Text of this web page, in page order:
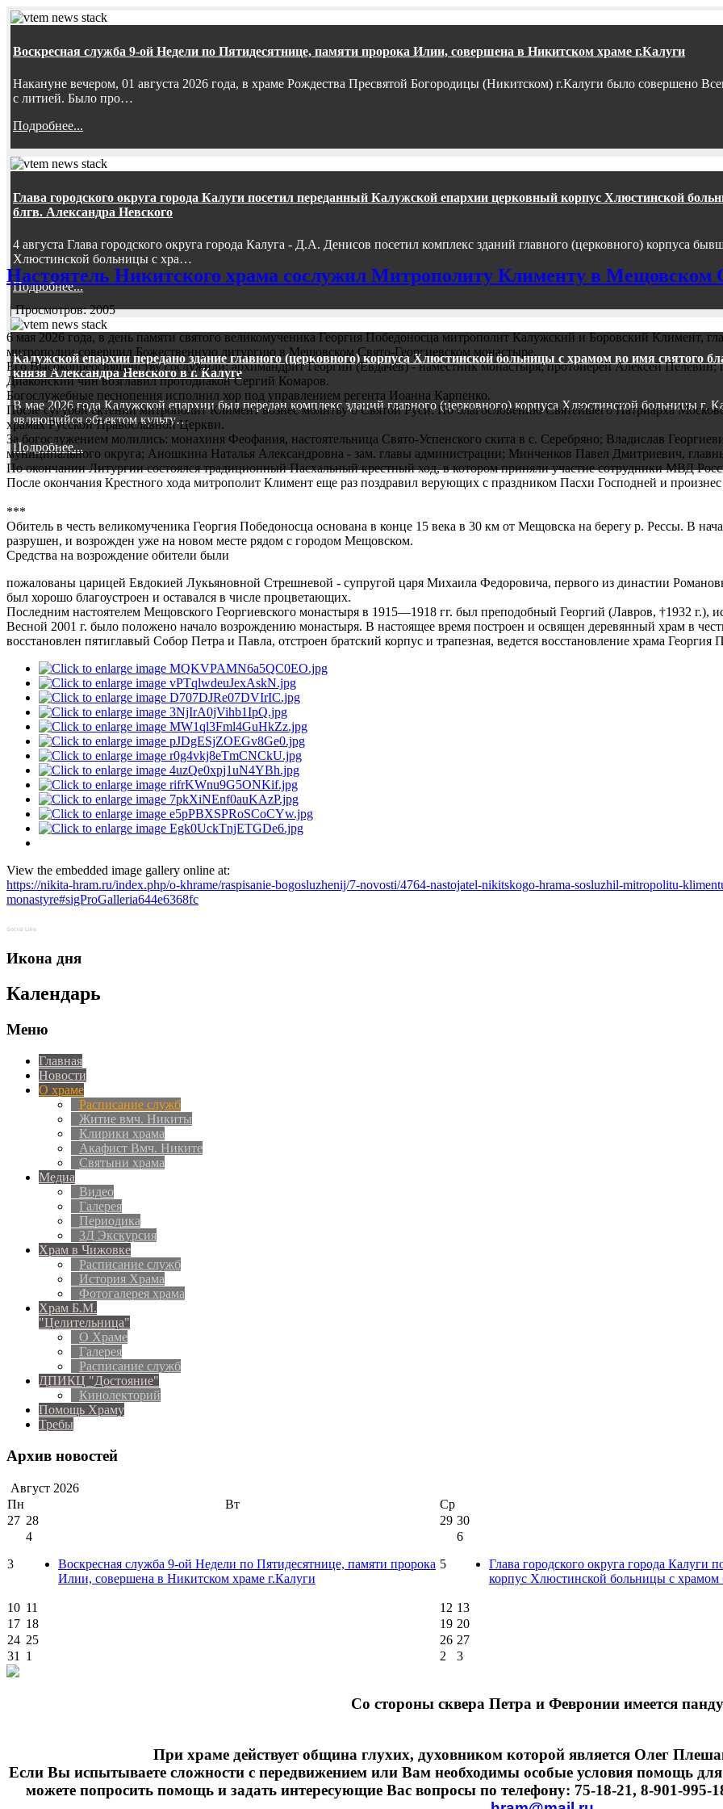
Воскресная служба 9-ой Недели по Пятидесятнице, памяти пророка Илии, совершена в Никитском храме г.Калуги
Накануне вечером, 01 августа 2026 года, в храме Рождества Пресвятой Богородицы (Никитском) г.Калуги было совершено
с литией. Было про…
Подробнее...
Глава городского округа города Калуги посетил переданный Калужской епархии церковный корпус Хлюстинской
блгв. Александра Невского
4 августа Глава городского округа города Калуга - Д.А. Денисов посетил комплекс зданий главного (церковного) корпуса
Хлюстинской больницы с хра…
Подробнее...
Калужской епархии передано здание главного (церковного) корпуса Хлюстинской больницы с храмом во имя святого
князя Александра Невского в г. Калуге
В мае 2026 года Калужской епархии был передан комплекс зданий главного (церковного) корпуса Хлюстинской больницы г.
являющийся объектом культу…
Подробнее...
Настоятель Никитского храма сослужил Митрополиту Клименту в Мещовском
| Просмотров: 2005
6 мая 2026 года, в день памяти святого великомученика Георгия Победоносца митрополит Калужский и Боровский Климент,
митрополии совершил Божественную литургию в Мещовском Свято-Георгиевском монастыре.
Его Высокопреосвященству сослужили: архимандрит Георгий (Евдачев) - наместник монастыря; протоиерей Алексей Пелевин;
Диаконский чин возглавил протодиакон Сергий Комаров.
Богослужебные песнопения исполнил хор под управлением регента Иоанна Карпенко.
После сугубой ектении митрополит Климент вознес молитву о Святой Руси. По благословению Святейшего Патриарха
храмах Русской Православной Церкви.
За богослужением молились: монахиня Феофания, настоятельница Свято-Успенского скита в с. Серебряно; Владислав
муниципального округа; Аношкина Наталья Александровна - зам. главы администрации; Минченков Павел Дмитриевич,
По окончании Литургии состоялся традиционный Пасхальный крестный ход, в котором приняли участие сотрудники МВД
После окончания Крестного хода митрополит Климент еще раз поздравил верующих с праздником Пасхи Господней и
***
Обитель в честь великомученика Георгия Победоносца основана в конце 15 века в 30 км от Мещовска на берегу р. Рессы. В
разрушен, и возрожден уже на новом месте рядом с городом Мещовском.
Средства на возрождение обители были
пожалованы царицей Евдокией Лукьяновной Стрешневой - супругой царя Михаила Федоровича, первого из династии
был хорошо благоустроен и оставался в числе процветающих.
Последним настоятелем Мещовского Георгиевского монастыря в 1915––1918 гг. был преподобный Георгий (Лавров, †1932 г.),
Весной 2001 г. было положено начало возрождению монастыря. В настоящее время построен и освящен деревянный храм в
восстановлен пятиглавый Собор Петра и Павла, отстроен братский корпус и трапезная, ведется восстановление храма
View the embedded image gallery online at:
https://nikita-hram.ru/index.php/o-khrame/raspisanie-bogosluzhenij/7-novosti/4764-nastojatel-nikitskogo-hrama-sosluzhil-mitropolitu-
monastyre#sigProGalleria644e6368fc
Social Like
Икона дня
Календарь
Меню
Главная
Новости
О храме
Расписание служб
Житие вмч. Никиты
Клирики храма
Акафист Вмч. Никите
Святыни храма
Медиа
Видео
Галерея
Периодика
3Д Экскурсия
Храм в Чижовке
Расписание служб
История Храма
Фотогалерея храма
Храм Б.М.
"Целительница"
О Храме
Галерея
Расписание служб
ДПИКЦ "Достояние"
Кинолекторий
Помощь Храму
Требы
Архив новостей
Август 2026
Пн
Вт Ср
27 28 29 30
3
4
Воскресная служба 9-ой Недели по Пятидесятнице, памяти пророка
Илии, совершена в Никитском храме г.Калуги
5
6
Глава городского округа города
корпус Хлюстинской больницы с храмом
10 11 12 13
17 18 19 20
24 25 26 27
31
1 2 3
Cо стороны сквера Петра и Февронии имеется
При храме действует община глухих, духовником которой является Олег
Если Вы испытываете сложности с передвижением или Вам необходимы особые условия помощь
можете попросить помощь и задать интересующие Вас вопросы по телефону: 75-18-21, 8-901-995-